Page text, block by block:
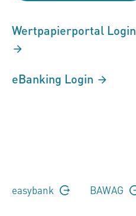
Wertpapierportal Login
eBanking Login
easybank BAWAG